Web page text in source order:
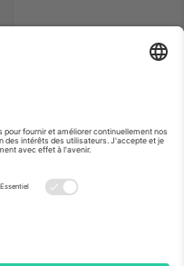
peut changer en
l'événement, les mentions